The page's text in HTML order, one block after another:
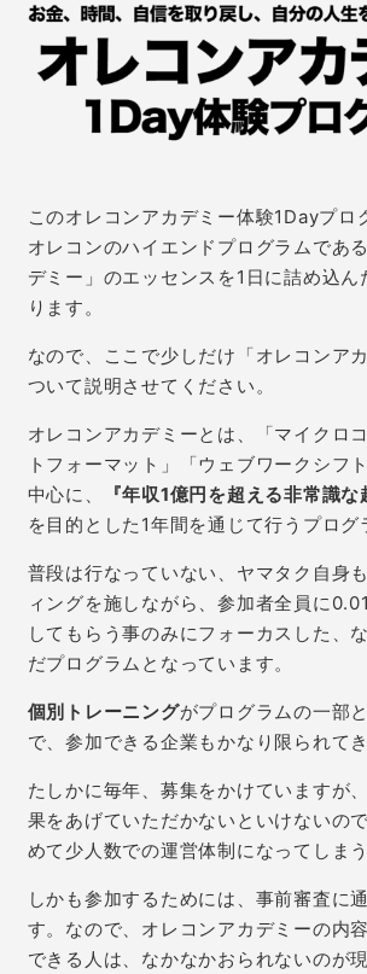
このオレコンアカデミー体験1Dayプロ
オレコンのハイエンドプログラムであ
デミー」のエッセンスを1日に詰め込ん
ります。
なので、ここで少しだけ「オレコンア
ついて説明させてください。
オレコンアカデミーとは、「マイクロ
トフォーマット」「ウェブワークシフ
中心に、
『年収1億円を超える非常識な
を目的とした1年間を通じて行うプログ
普段は行なっていない、ヤマタク自身
ィングを施しながら、参加者全員に
してもらう事のみにフォーカスした、
だプログラムとなっています。
個別トレーニングがプログラムの一部
で、参加できる企業もかなり限られてき
たしかに毎年、募集をかけていますが
果をあげていただかないといけないの
めて少人数での運営体制になってしまう
しかも参加するためには、事前審査に
す。なので、オレコンアカデミーの内
できる人は、なかなかおられないのが現